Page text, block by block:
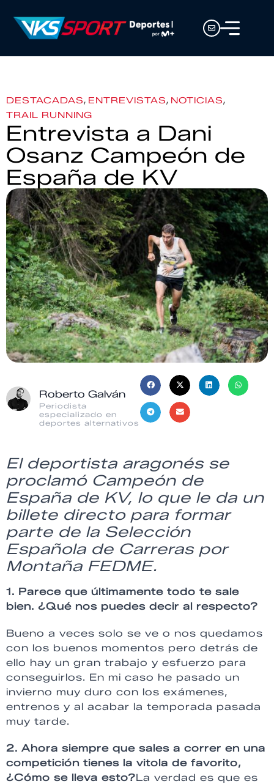
DESTACADAS, ENTREVISTAS, NOTICIAS,
TRAIL RUNNING
Entrevista a Dani
Osanz Campeón de
España de KV
Roberto Galván
Periodista
especializado en
deportes alternativos
El deportista aragonés se
proclamó Campeón de
España de KV, lo que le da un
billete directo para formar
parte de la Selección
Española de Carreras por
Montaña FEDME.
1. Parece que últimamente todo te sale
bien. ¿Qué nos puedes decir al respecto?
Bueno a veces solo se ve o nos quedamos
con los buenos momentos pero detrás de
ello hay un gran trabajo y esfuerzo para
conseguirlos. En mi caso he pasado un
invierno muy duro con los exámenes,
entrenos y al acabar la temporada pasada
muy tarde.
2. Ahora siempre que sales a correr en una
competición tienes la vitola de favorito,
¿Cómo se lleva esto?La verdad es que es